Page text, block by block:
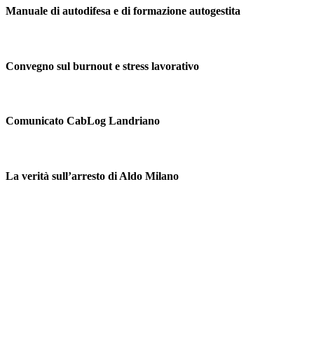
Manuale di autodifesa e di formazione autogestita
Convegno sul burnout e stress lavorativo
Comunicato CabLog Landriano
La verità sull’arresto di Aldo Milano